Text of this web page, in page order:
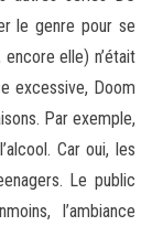
le genre pour se
elle) n’était
excessive, Doom
Par exemple,
Car oui, les
Le public
l’ambiance